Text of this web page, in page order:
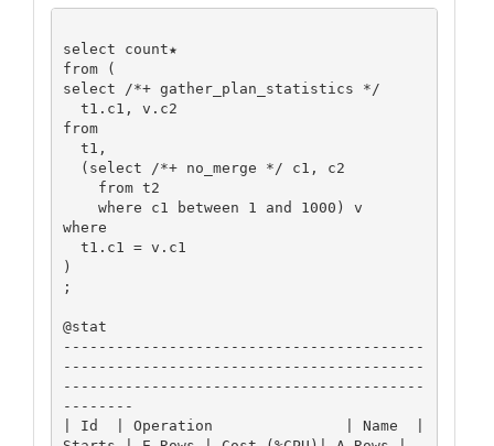
select count★
from (
select /*+ gather_plan_statistics */
from
where
)
;
@stat
-----------------------------------------
-----------------------------------------
-----------------------------------------
--------
| Id  | Operation               | Name  |